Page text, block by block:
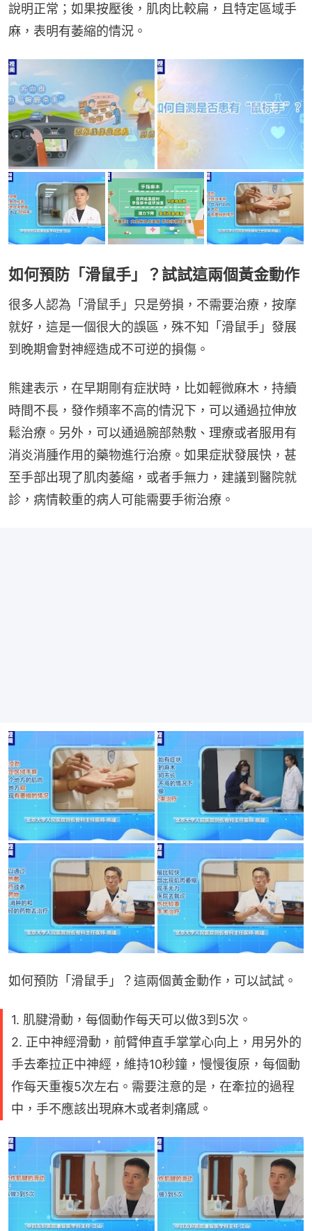
說明正常；如果按壓後，肌肉比較扁，且特定區域手
麻，表明有萎縮的情況。
如何預防「滑鼠手」？試試這兩個黃金動作
很多人認為「滑鼠手」只是勞損，不需要治療，按摩
就好，這是一個很大的誤區，殊不知「滑鼠手」發展
到晚期會對神經造成不可逆的損傷。
熊建表示，在早期剛有症狀時，比如輕微麻木，持續
時間不長，發作頻率不高的情況下，可以通過拉伸放
鬆治療。另外，可以通過腕部熱敷、理療或者服用有
消炎消腫作用的藥物進行治療。如果症狀發展快，甚
至手部出現了肌肉萎縮，或者手無力，建議到醫院就
診，病情較重的病人可能需要手術治療。
如何預防「滑鼠手」？這兩個黃金動作，可以試試。
1. 肌腱滑動，每個動作每天可以做3到5次。
2. 正中神經滑動，前臂伸直手掌掌心向上，用另外的
手去牽拉正中神經，維持10秒鐘，慢慢復原，每個動
作每天重複5次左右。需要注意的是，在牽拉的過程
中，手不應該出現麻木或者刺痛感。